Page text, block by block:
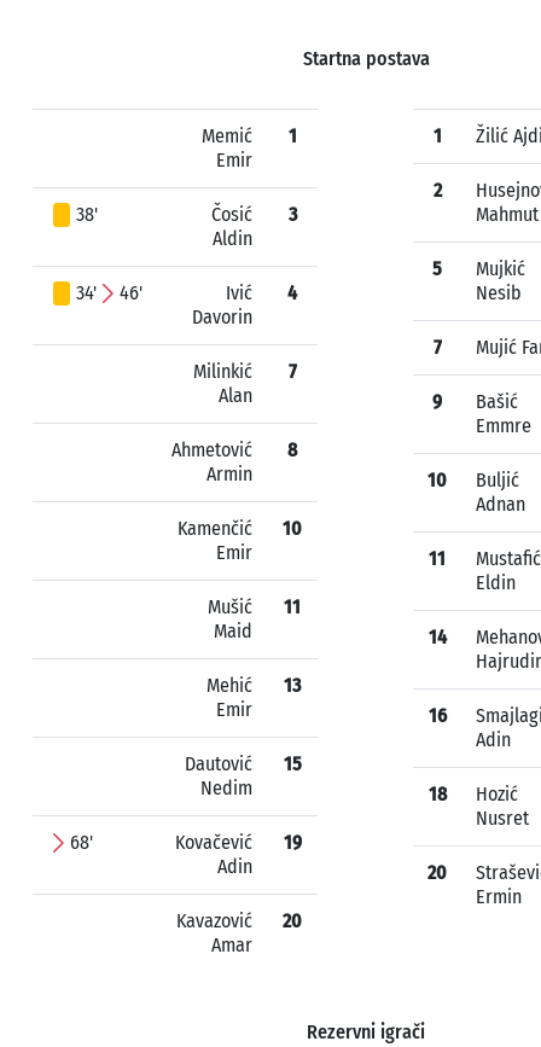
Startna postava
Memić
Emir
1
38'
Čosić
Aldin
3
34' 46'
Ivić
Davorin
4
Milinkić
Alan
7
Ahmetović
Armin
8
Kamenčić
Emir
10
Mušić
Maid
11
Mehić
Emir
13
Dautović
Nedim
15
68'
Kovačević
Adin
19
Kavazović
Amar
20
1 Žilić
2
Mahmut
5
Mujkić
Nesib
7 Mujić
9
Bašić
Emmre
10
Buljić
Adnan
11
Mustafić
Eldin
14
16
Adin
18
Hozić
Nusret
20
Ermin
Rezervni igrači